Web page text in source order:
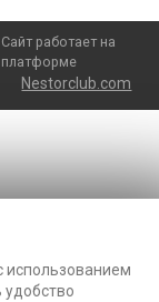
Сайт работает на
платформе
Nestorclub.com
использованием